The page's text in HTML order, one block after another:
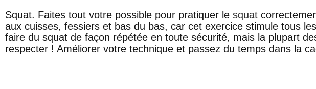
Squat. Faites tout votre possible pour pratiquer le squat
aux cuisses, fessiers et bas du bas, car cet exercice stimule tous
faire du squat de façon répétée en toute sécurité, mais la plupart
respecter ! Améliorer votre technique et passez du temps dans la